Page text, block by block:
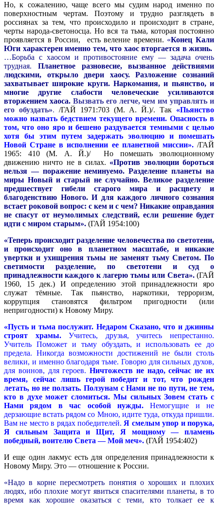
Но, к сожалению, чаще всего мы судим народ именно по
поверхностным чертам. Поэтому и трудно разглядеть в
россиянах за тем, что происходило и происходит в стране,
черты народа-светоносца. Но вся та тьма, которая постоянно
проявляется в России, есть веление времени. «Конец Кали
Юги характерен именно тем, что хаос вторгается в жизнь.
…Борьба с хаосом и противостояние ему — задача очень
трудная. Планетное разновесие, вызванное действиями
людскими, открыло двери хаосу. Разложение сознаний
захватывает широкие круги. Наркомания, и пьянство, и
многие другие слабости человеческие усиливаются
вторжением хаоса. Вызвать его легче, чем им управлять и
его обуздать». /ГАЙ 1971:703 (М. А. Й.)/. Так «Пьянство
можно назвать бедствием текущего времени. Опасность в
том, что оно яро и бешено раздувается темными с целью
хотя бы этим путем задержать эволюцию и помешать
Новой Стране в исполнении ее планетной миссии»./ГАЙ
1965: 410 (М. А. Й.)/ Но помешать эволюционному
движению ничто не в силах. «Против эволюции бороться
нельзя — поражение неминуемо. Разделение планеты на
миры Новый и старый не случайно. Великое разделение
предшествует гибели старого мира и расцвету и
благоденствию Нового. И для каждого личного сознания
встает роковой вопрос: с кем и с чем? Никакие оправдания
не спасут от неумолимых следствий, если решение будет
идти с миром старым». (ГАЙ 1954:100)
«Теперь происходит разделение человечества по светотени,
и происходит оно в планетном масштабе, и никакие
увертки и ухищрения тьмы не заменят тьму Светом. По
светимости разделение, по светотени и суд о
принадлежности каждого к лагерю тьмы или Света».(ГАЙ
1960, 15 дек.) И определению этой принадлежности яро
служат тёмные. Так пьянство, наркотики, терроризм,
коррупция становятся фильтром пригодности (или
непригодности) к Новому Миру.
«Пусть и тьма послужит. Недаром Сказано, что и джинны
строят храмы.Учитесь, друзья, учитесь непрестанно.
Учитель Поможет и тьму обуздать, и использовать ее до
предела. Никогда возможности достижений не были столь
велики, и именно благодаря тьме. Говорю для сильных духов,
для воинов, для героев.Ничтожеств не надо, сейчас не их
время, сейчас лишь герой победит и тот, что рожден
летать, но не ползать. Ползунам с Нами не по пути, не тем,
кто в духе может сломиться. Мы сильных Зовем стать с
Нами рядом в час особой нужды.Немогущие и не
дерзающие встать рядом со Мною, идите туда, откуда пришли.
Вам не место в рядах победителей.Я смелым упор и порука,
Я сильным Защита и Щит, Я мощному — пламень
победный, воителю Света — Мой меч». (ГАЙ 1954:402)
И еще один лакмус есть для определения принадлежности к
Новому Миру. Это — отношение к России.
«Надо в корне пересмотреть понятия о хороших и плохих
людях, ибо плохие могут явиться спасителями планеты, в то
время как хорошие оказаться с теми, кто толкает ее к